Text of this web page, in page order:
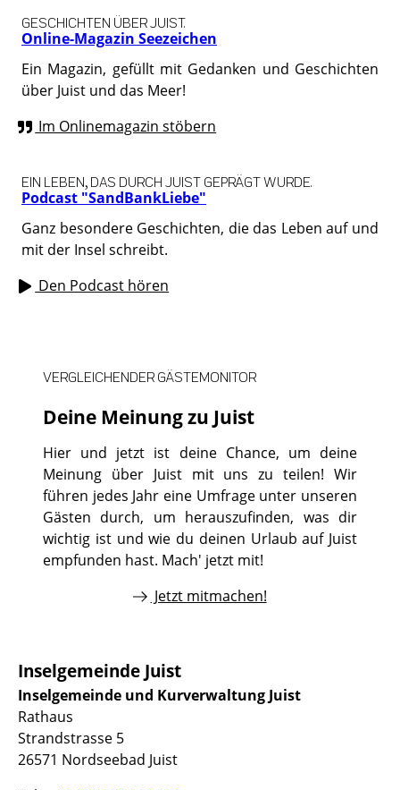
Online-Magazin Seezeichen
GESCHICHTEN ÜBER JUIST.
Ein Magazin, gefüllt mit Gedanken und Geschichten
über Juist und das Meer!
Im Onlinemagazin stöbern
Podcast "SandBankLiebe"
EIN LEBEN, DAS DURCH JUIST GEPRÄGT WURDE.
Ganz besondere Geschichten, die das Leben auf und
mit der Insel schreibt.
Den Podcast hören
Deine Meinung zu Juist
VERGLEICHENDER GÄSTEMONITOR
Hier und jetzt ist deine Chance, um deine
Meinung über Juist mit uns zu teilen! Wir
führen jedes Jahr eine Umfrage unter unseren
Gästen durch, um herauszufinden, was dir
wichtig ist und wie du deinen Urlaub auf Juist
empfunden hast. Mach' jetzt mit!
Jetzt mitmachen!
Inselgemeinde Juist
Inselgemeinde und Kurverwaltung Juist
Rathaus
Strandstrasse 5
26571 Nordseebad Juist